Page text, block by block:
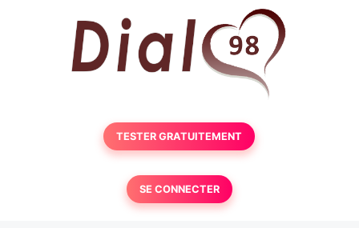
TESTER GRATUITEMENT
SE CONNECTER